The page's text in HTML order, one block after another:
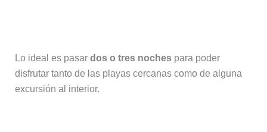
Lo ideal es pasar dos o tres nochespara poder
disfrutar tanto de las playas cercanas como de alguna
excursión al interior.